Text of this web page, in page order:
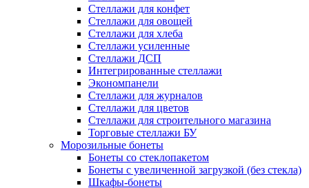
Стеллажи для конфет
Стеллажи для овощей
Стеллажи для хлеба
Стеллажи усиленные
Стеллажи ДСП
Интегрированные стеллажи
Экономпанели
Стеллажи для журналов
Стеллажи для цветов
Стеллажи для строительного магазина
Торговые стеллажи БУ
Морозильные бонеты
Бонеты со стеклопакетом
Бонеты с увеличенной загрузкой (без стекла)
Шкафы-бонеты